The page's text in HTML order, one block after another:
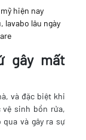
hiện nay
lavabo lâu ngày
gây mất
và đặc biệt khi
sinh bồn rửa,
và gây ra sự